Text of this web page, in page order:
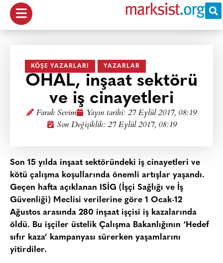
KÖŞE YAZARLARI YAZARLAR
OHAL, inşaat sektörü
ve iş cinayetleri
Faruk Sevim Yayın tarihi: 27 Eylül 2017, 08:19
Son Değişiklik: 27 Eylül 2017, 08:19
Son 15 yılda inşaat sektöründeki iş cinayetleri ve
kötü çalışma koşullarında önemli artışlar yaşandı.
Geçen hafta açıklanan ISİG (İşçi Sağlığı ve İş
Güvenliği) Meclisi verilerine göre 1 Ocak-12
Ağustos arasında 280 inşaat işçisi iş kazalarında
öldü. Bu işçiler üstelik Çalışma Bakanlığının ‘Hedef
sıfır kaza’ kampanyası sürerken yaşamlarını
yitirdiler.